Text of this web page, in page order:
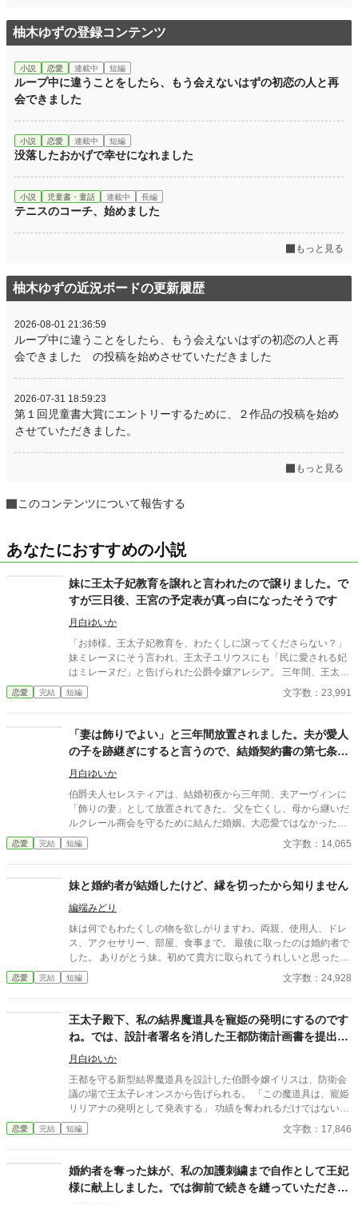
柚木ゆずの登録コンテンツ
小説 恋愛 連載中 短編
ループ中に違うことをしたら、もう会えないはずの初恋の人と再
会できました
小説 恋愛 連載中 短編
没落したおかげで幸せになれました
小説 児童書・童話 連載中 長編
テニスのコーチ、始めました
もっと見る
柚木ゆずの近況ボードの更新履歴
2026-08-01 21:36:59
ループ中に違うことをしたら、もう会えないはずの初恋の人と再
会できました の投稿を始めさせていただきました
2026-07-31 18:59:23
第１回児童書大賞にエントリーするために、２作品の投稿を始め
させていただきました。
もっと見る
このコンテンツについて報告する
あなたにおすすめの小説
妹に王太子妃教育を譲れと言われたので譲りました。で
すが三日後、王宮の予定表が真っ白になったそうです
月白ゆいか
「お姉様。王太子妃教育を、わたくしに譲ってくださらない？」
妹ミレーヌにそう言われ、王太子ユリウスにも「民に愛される妃
はミレーヌだ」と告げられた公爵令嬢アレシア。 三年間、王太子
妃候補として王宮の予定表、謁見、茶会、外交使節、予算調整ま
で支えてきた彼女は、怒ることなく静かに答えた。 「承知いたし
は、赤字と青字で埋まった予定表を「見苦しい」と言い、白紙の
予定表から始めようとする。 そして三日後。 王宮の予定表は、本
当に真っ白になった。 外交使節の歓迎式、王妃の慈善茶会、地方
貴族の謁見、王太子の視察。何も決まらず、誰も動けない。 よう
やく王宮は気づく。 紙と数字ばかり見ていると笑われたアレシア
こそが、王宮を回していたのだと。 けれどアレシアは、もう王太
子妃候補として戻るつもりはない。 彼女の能力を正しく評価した
若き宰相兼王弟殿下レオンハルトは、アレシアを「便利な裏方」
ではなく、正式な補佐として迎えようとする。 一方、妹と王太子
どうなったかまでは、私の責任ではありません。
恋愛 完結 短編 文字数：23,991
「妻は飾りでよい」と三年間放置されました。夫が愛人
の子を跡継ぎにすると言うので、結婚契約書の第七条を
読み上げます
月白ゆいか
伯爵夫人セレスティアは、結婚初夜から三年間、夫アーヴィンに
「飾りの妻」として放置されてきた。 父を亡くし、母から継いだ
ルクレール商会を守るために結んだ婚姻。大恋愛ではなかった。
それでもセレスティアは、いつか穏やかな夫婦になれるかもしれ
ないと、ほんの少しだけ期待していた。 しかし半年ぶりに屋敷へ
の息子ノエルを連れていた。 「この子を、オルブライト伯爵家の
跡継ぎにする。君は今まで通り、飾りの妻でいればいい」 そう告
げられたセレスティアは、静かに婚姻契約書を取り出す。 第七
条。 夫が妻の書面同意なく婚外の子を跡継ぎとし、妻の持参財や
商会権利をその子の相続財産に含めようとした場合、妻は即時離
縁、持参財返還、違約金、資産回収を請求できる。 一か月前、王
自分の望みを言葉にした。 愛ではなく、自分の名を取り戻した
恋愛 完結 短編 文字数：14,065
妹と婚約者が結婚したけど、縁を切ったから知りません
編端みどり
妹は何でもわたくしの物を欲しがりますわ。両親、使用人、ドレ
ス、アクセサリー、部屋、食事まで。 最後に取ったのは婚約者で
した。 ありがとう妹。初めて貴方に取られてうれしいと思った
わ。
恋愛 完結 短編 文字数：24,928
王太子殿下、私の結界魔道具を寵姫の発明にするのです
ね。では、設計者署名を消した王都防衛計画書を提出し
てください
月白ゆいか
王都を守る新型結界魔道具を設計した伯爵令嬢イリスは、防衛会
議の場で王太子レオンスから告げられる。 「この魔道具は、寵姫
リリアナの発明として発表する」 功績を奪われるだけではない。
王太子は、王都防衛計画書に刻まれたイリスの設計者署名まで消
そうとしていた。 だが、その署名はただの名前ではない。結界魔
法署名だった。 イリスは静かに問い返す。 「では、設計者署名を
消した王都防衛計画書を提出してください」 王太子は署名の意味
も知らず、寵姫は設計の中身を説明できない。王都防衛司令官ノ
恋愛 完結 短編 文字数：17,846
婚約者を奪った妹が、私の加護刺繍まで自作として王妃
様に献上しました。では御前で続きを縫っていただきま